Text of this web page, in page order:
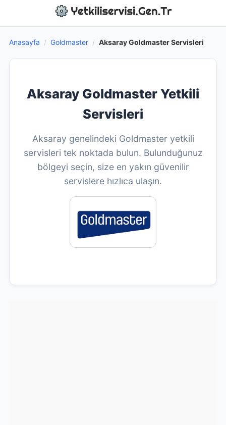
Anasayfa / Goldmaster / Aksaray Goldmaster Servisleri
Aksaray Goldmaster Yetkili
Servisleri
Aksaray genelindeki Goldmaster yetkili
servisleri tek noktada bulun. Bulunduğunuz
bölgeyi seçin, size en yakın güvenilir
servislere hızlıca ulaşın.